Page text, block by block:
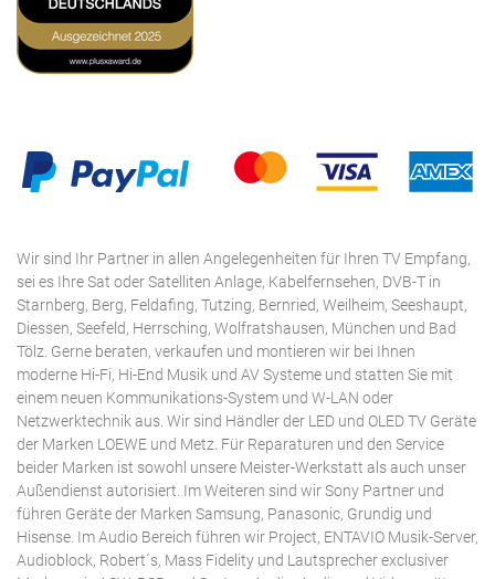
Wir sind Ihr Partner in allen Angelegenheiten für Ihren TV Empfang,
sei es Ihre Sat oder Satelliten Anlage, Kabelfernsehen, DVB-T in
Starnberg, Berg, Feldafing, Tutzing, Bernried, Weilheim, Seeshaupt,
Diessen, Seefeld, Herrsching, Wolfratshausen, München und Bad
Tölz. Gerne beraten, verkaufen und montieren wir bei Ihnen
moderne Hi-Fi, Hi-End Musik und AV Systeme und statten Sie mit
einem neuen Kommunikations-System und W-LAN oder
Netzwerktechnik aus. Wir sind Händler der LED und OLED TV Geräte
der Marken LOEWE und Metz. Für Reparaturen und den Service
beider Marken ist sowohl unsere Meister-Werkstatt als auch unser
Außendienst autorisiert. Im Weiteren sind wir Sony Partner und
führen Geräte der Marken Samsung, Panasonic, Grundig und
Hisense. Im Audio Bereich führen wir Project, ENTAVIO Musik-Server,
Audioblock, Robert´s, Mass Fidelity und Lautsprecher exclusiver